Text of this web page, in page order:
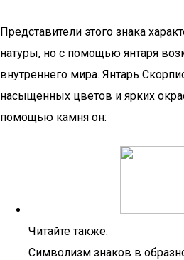
Представители этого знака
натуры, но с помощью янтаря
внутреннего мира. Янтарь
насыщенных цветов и ярких
помощью камня он:
Читайте также:
Символизм знаков в